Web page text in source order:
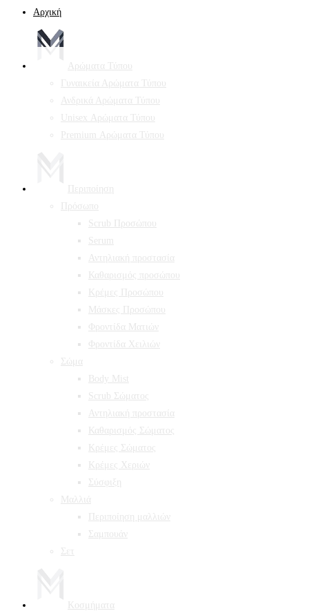
Αρχική
Αρώματα Τύπου
Γυναικεία Αρώματα Τύπου
Ανδρικά Αρώματα Τύπου
Unisex Αρώματα Τύπου
Premium Αρώματα Τύπου
Περιποίηση
Πρόσωπο
Scrub Προσώπου
Serum
Αντηλιακή προστασία
Καθαρισμός προσώπου
Κρέμες Προσώπου
Μάσκες Προσώπου
Φροντίδα Ματιών
Φροντίδα Χειλιών
Σώμα
Body Mist
Scrub Σώματος
Αντηλιακή προστασία
Καθαρισμός Σώματος
Κρέμες Σώματος
Κρέμες Χεριών
Σύσφιξη
Mαλλιά
Περιποίηση μαλλιών
Σαμπουάν
Σετ
Κοσμήματα